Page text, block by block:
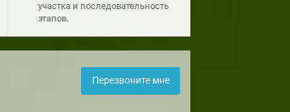
участка и последовательность
этапов.
Перезвоните мне